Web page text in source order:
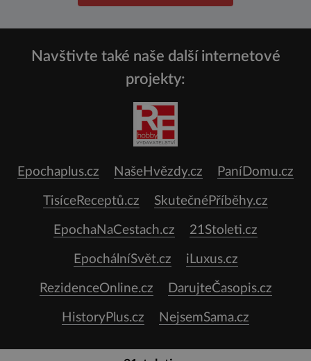
Navštivte také naše další internetové
projekty:
Epochaplus.cz NašeHvězdy.cz PaníDomu.cz
TisíceReceptů.cz SkutečnéPříběhy.cz
EpochaNaCestach.cz 21Stoleti.cz
EpochálníSvět.cz iLuxus.cz
RezidenceOnline.cz DarujteČasopis.cz
HistoryPlus.cz NejsemSama.cz